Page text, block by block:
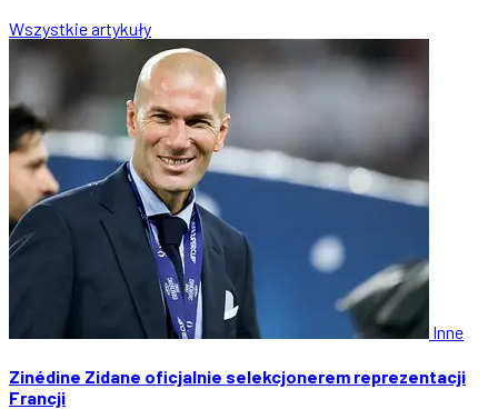
Wszystkie artykuły
Inne
Zinédine Zidane oficjalnie selekcjonerem reprezentacji
Francji